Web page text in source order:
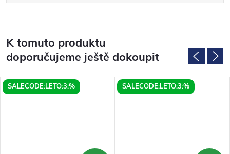
K tomuto produktu
doporučujeme ještě dokoupit
SALECODE:LETO:3:% SALECODE:LETO:3:%